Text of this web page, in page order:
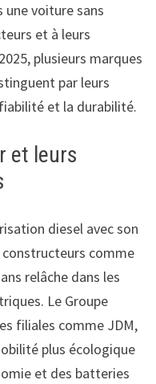
voiture sans
et à leurs
plusieurs marques
par leurs
et la durabilité.
et leurs
diesel avec son
constructeurs comme
relâche dans les
Le Groupe
filiales comme JDM,
plus écologique
et des batteries